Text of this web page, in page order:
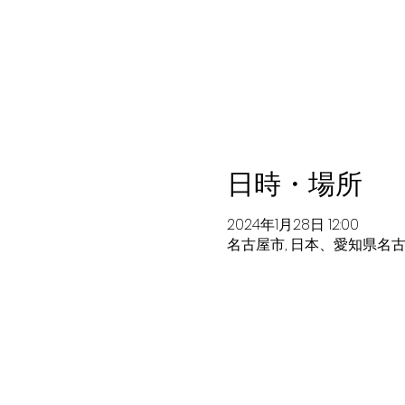
日時・場所
2024年1月28日 12:00
名古屋市, 日本、愛知県名